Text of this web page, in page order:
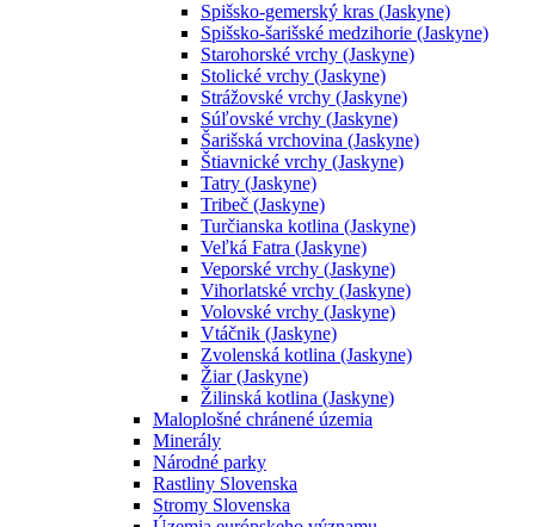
Spišsko-gemerský kras (Jaskyne)
Spišsko-šarišské medzihorie (Jaskyne)
Starohorské vrchy (Jaskyne)
Stolické vrchy (Jaskyne)
Strážovské vrchy (Jaskyne)
Súľovské vrchy (Jaskyne)
Šarišská vrchovina (Jaskyne)
Štiavnické vrchy (Jaskyne)
Tatry (Jaskyne)
Tribeč (Jaskyne)
Turčianska kotlina (Jaskyne)
Veľká Fatra (Jaskyne)
Veporské vrchy (Jaskyne)
Vihorlatské vrchy (Jaskyne)
Volovské vrchy (Jaskyne)
Vtáčnik (Jaskyne)
Zvolenská kotlina (Jaskyne)
Žiar (Jaskyne)
Žilinská kotlina (Jaskyne)
Maloplošné chránené územia
Minerály
Národné parky
Rastliny Slovenska
Stromy Slovenska